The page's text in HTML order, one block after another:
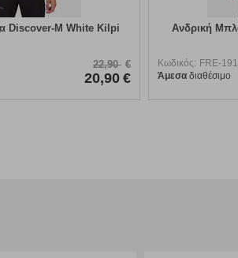
Discover-M White Kilpi
22,90 €
20,90 €
Ανδρική
Κωδικός: FRE-
Άμεσα διαθέσιμο